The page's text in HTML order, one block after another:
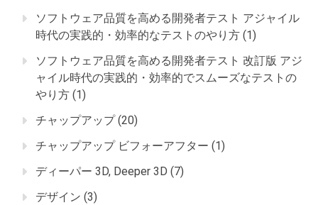
ソフトウェア品質を高める開発者テスト アジャイル
時代の実践的・効率的なテストのやり方 (1)
ソフトウェア品質を高める開発者テスト 改訂版 アジ
ャイル時代の実践的・効率的でスムーズなテストの
やり方 (1)
チャップアップ(20)
チャップアップ ビフォーアフター (1)
ディーパー 3D, Deeper 3D (7)
デザイン (3)